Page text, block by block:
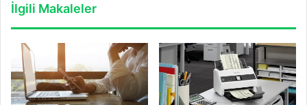
İlgili Makaleler